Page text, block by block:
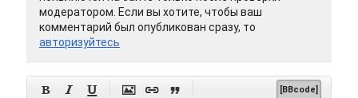
модератором. Если вы хотите, чтобы ваш
комментарий был опубликован сразу, то
авторизуйтесь
      [BBcode]